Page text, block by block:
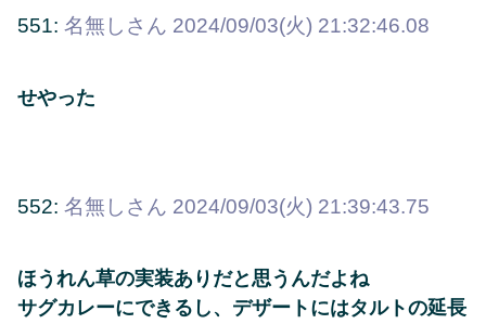
551: 名無しさん 2024/09/03(火) 21:32:46.08
せやった
552: 名無しさん 2024/09/03(火) 21:39:43.75
ほうれん草の実装ありだと思うんだよね
サグカレーにできるし、デザートにはタルトの延長